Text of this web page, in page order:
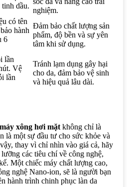
dầu.
nghiệm.
có tên
hành
6
Đảm bảo chất lượng sản
phẩm, độ bền và sự yên
tâm khi sử dụng.
lần
Vệ
lần
Tránh lạm dụng gây hại
cho da, đảm bảo vệ sinh
và hiệu quả lâu dài.
máy xông hơi mặt không chỉ là
là một sự đầu tư cho sức khỏe và
, thay vì chỉ nhìn vào giá cả, hãy
các tiêu chí về công nghệ,
Một chiếc máy chất lượng cao,
nghệ Nano-ion, sẽ là người bạn
hành trình chinh phục làn da